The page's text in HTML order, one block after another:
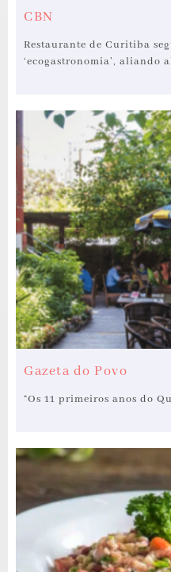
CBN
Restaurante de Curitiba
‘ecogastronomia’, aliando
Gazeta do Povo
“Os 11 primeiros anos do